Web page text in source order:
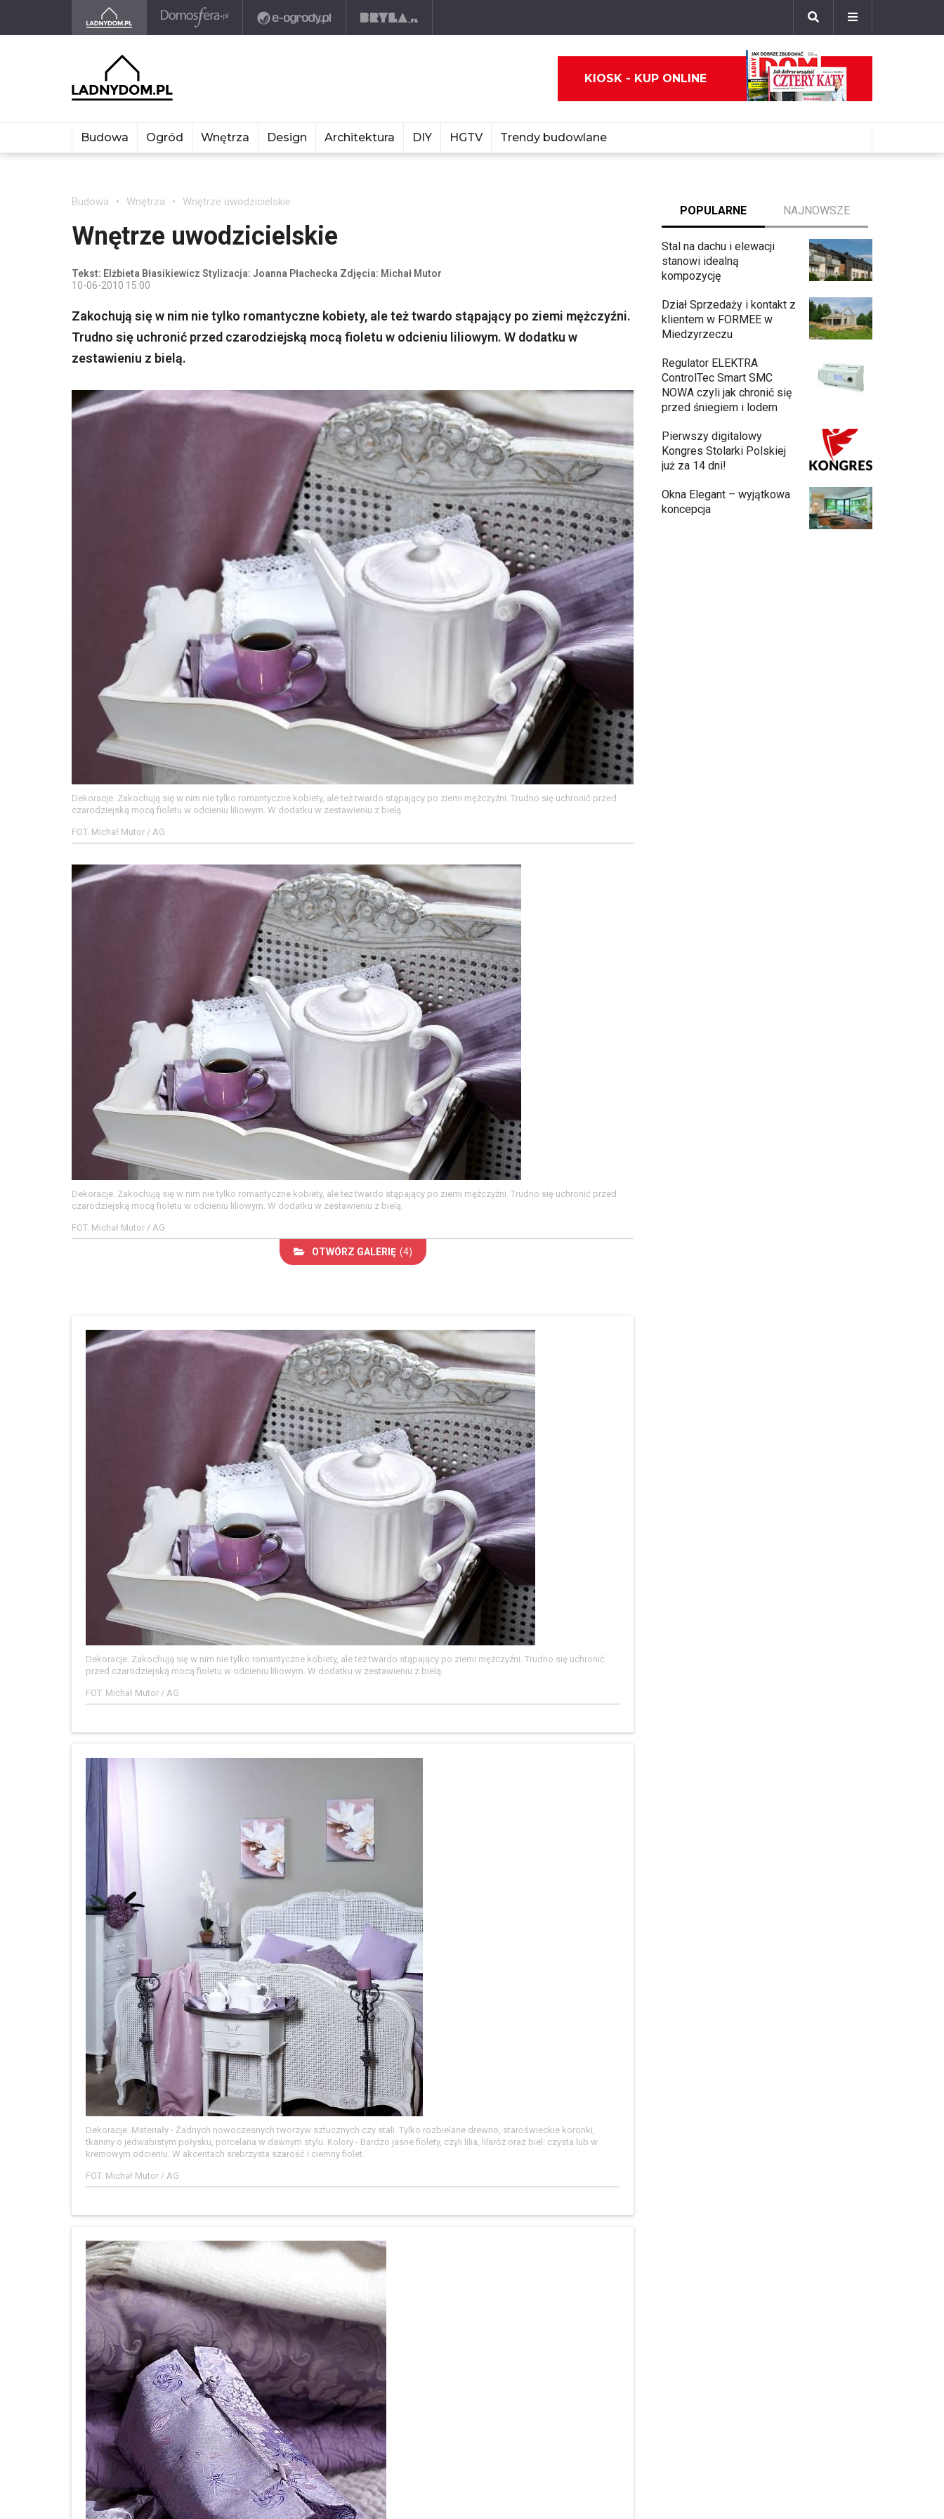
KIOSK - KUP ONLINE
Budowa Ogród Wnętrza Design Architektura DIY HGTV Trendy budowlane
Budowa Wnętrza Wnętrze uwodzicielskie
Wnętrze uwodzicielskie
Tekst: Elżbieta Błasikiewicz Stylizacja: Joanna Płachecka Zdjęcia: Michał Mutor
10-06-2010 15:00
Zakochują się w nim nie tylko romantyczne kobiety, ale też twardo stąpający po ziemi mężczyźni.
Trudno się uchronić przed czarodziejską mocą fioletu w odcieniu liliowym. W dodatku w
zestawieniu z bielą.
Dekoracje. Zakochują się w nim nie tylko romantyczne kobiety, ale też twardo stąpający po ziemi mężczyźni. Trudno się uchronić przed
czarodziejską mocą fioletu w odcieniu liliowym. W dodatku w zestawieniu z bielą.
FOT. Michał Mutor / AG
Dekoracje. Zakochują się w nim nie tylko romantyczne kobiety, ale też twardo stąpający po ziemi mężczyźni. Trudno się uchronić przed
czarodziejską mocą fioletu w odcieniu liliowym. W dodatku w zestawieniu z bielą.
FOT. Michał Mutor / AG
OTWÓRZ GALERIĘ (4)
Dekoracje. Zakochują się w nim nie tylko romantyczne kobiety, ale też twardo stąpający po ziemi mężczyźni. Trudno się uchronić
przed czarodziejską mocą fioletu w odcieniu liliowym. W dodatku w zestawieniu z bielą.
FOT. Michał Mutor / AG
Dekoracje. Materiały - Żadnych nowoczesnych tworzyw sztucznych czy stali. Tylko rozbielane drewno, staroświeckie koronki,
tkaniny o jedwabistym połysku, porcelana w dawnym stylu. Kolory - Bardzo jasne fiolety, czyli lilia, lilaróż oraz biel: czysta lub w
kremowym odcieniu. W akcentach srebrzysta szarość i ciemny fiolet.
FOT. Michał Mutor / AG
POPULARNE NAJNOWSZE
Stal na dachu i elewacji
stanowi idealną
kompozycję
Dział Sprzedaży i kontakt z
klientem w FORMEE w
Miedzyrzeczu
Regulator ELEKTRA
ControlTec Smart SMC
NOWA czyli jak chronić się
przed śniegiem i lodem
Pierwszy digitalowy
Kongres Stolarki Polskiej
już za 14 dni!
Okna Elegant – wyjątkowa
koncepcja